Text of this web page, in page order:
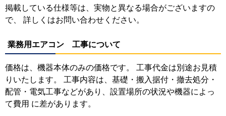
掲載している仕様等は、実物と異なる場合がございますの
で、 詳しくはお問い合わせください。
業務用エアコン 工事について
価格は、機器本体のみの価格です。 工事代金は別途お見積
りいたします。 工事内容は、基礎・搬入据付・撤去処分・
配管・電気工事などがあり、設置場所の状況や機器によっ
て費用 に差があります。